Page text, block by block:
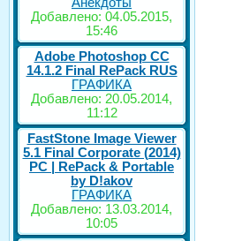
Добавлено: 04.05.2015,
15:46
Adobe Photoshop CC
14.1.2 Final RePack RUS
ГРАФИКА
Добавлено: 20.05.2014,
11:12
FastStone Image Viewer
5.1 Final Corporate (2014)
РС | RePack & Portable
by D!akov
ГРАФИКА
Добавлено: 13.03.2014,
10:05